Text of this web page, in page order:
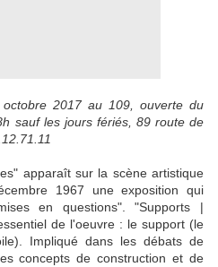
2017 au 109, ouverte du
sauf les jours fériés, 89 route de
apparaît sur la scène artistique
1967 une exposition qui
en questions". "Supports |
de l'oeuvre : le support (le
Impliqué dans les débats de
concepts de construction et de